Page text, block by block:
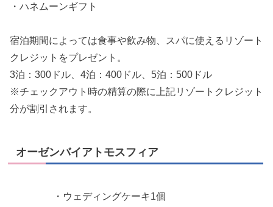
・ハネムーンギフト
宿泊期間によっては食事や飲み物、スパに使えるリゾート
クレジットをプレゼント。
3泊：300ドル、4泊：400ドル、5泊：500ドル
※チェックアウト時の精算の際に上記リゾートクレジット
分が割引されます。
オーゼンバイアトモスフィア
・ウェディングケーキ1個